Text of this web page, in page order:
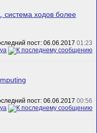
ходов более
пост: 06.06.2017 01:23
пост: 06.06.2017 00:56